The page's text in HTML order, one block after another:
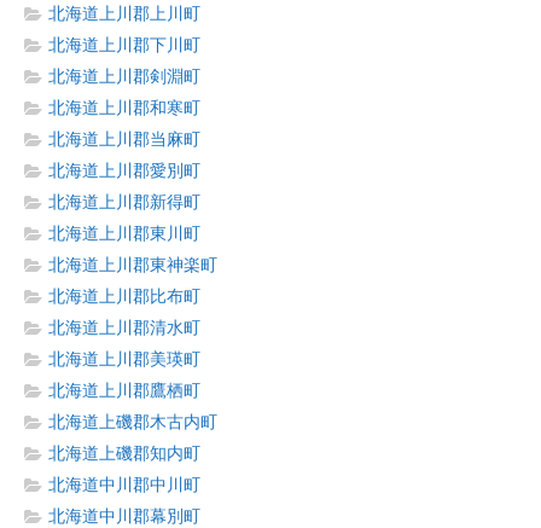
北海道上川郡上川町
北海道上川郡下川町
北海道上川郡剣淵町
北海道上川郡和寒町
北海道上川郡当麻町
北海道上川郡愛別町
北海道上川郡新得町
北海道上川郡東川町
北海道上川郡東神楽町
北海道上川郡比布町
北海道上川郡清水町
北海道上川郡美瑛町
北海道上川郡鷹栖町
北海道上磯郡木古内町
北海道上磯郡知内町
北海道中川郡中川町
北海道中川郡幕別町